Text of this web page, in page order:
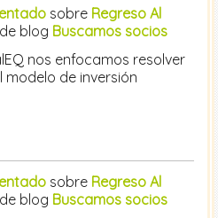
sobre Regreso Al
blog Buscamos socios
nos enfocamos resolver
de inversión
sobre Regreso Al
blog Buscamos socios